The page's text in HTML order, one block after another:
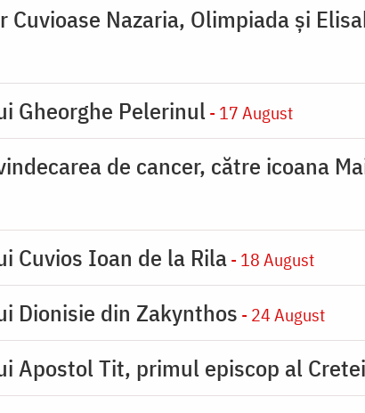
Nazaria, Olimpiada și
Gheorghe Pelerinul - 17 August
de cancer, către icoana
Cuvios Ioan de la Rila- 18 August
Dionisie din Zakynthos - 24 August
Apostol Tit, primul episcop al Cretei